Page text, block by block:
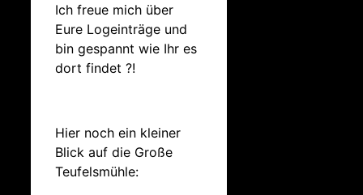
Ich freue mich über
Eure Logeinträge und
bin gespannt wie Ihr es
dort findet ?!
Hier noch ein kleiner
Blick auf die Große
Teufelsmühle: